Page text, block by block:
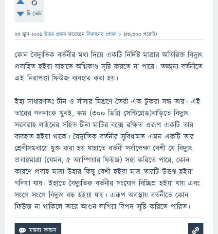
টি ভোট
25 জুন 2021 উত্তর প্রদান করেছেনবিজ্ঞানের পোকা ৮ (54,300 পয়েন্ট)
কোন বৈদ্যুতিক বর্তনীর মধ্য দিয়ে একটি নির্দিষ্ট মাত্রার অতিরিক্ত বিদ্যুৎ
প্রবাহিত হইয়া যাহাতে অগ্নিকাণ্ড সৃষ্টি করতে না পারে। তজ্জন্য বর্তনীতে
এই নিরাপত্তা ফিউজ ব্যবহার করা হয়।
ইহা সাধারণতঃ টীন ও সীসার মিশ্রণে তৈরী এক টুকরা সন্ধ তার। এই
তারের গলনাংক খুবই, কম (300 ডিগ্ৰি সেন্টিগ্ৰেড)বাড়িতে বিদ্যুৎ
সরবরাহ লাইনের সহিত চীনা মাটির বক্সে রক্ষিত এরূপ একটি তার
ব্যবহৃত হইয়া থাকে। বৈদ্যুতিক বর্তনীর সুবিধামত এমন একটি তার
শ্ৰেণীসমবায়ে যুক্ত করা হয় যাহাতে বর্তনী সর্বাপেক্ষা বেশী যে বিদ্যুৎ
প্রবাহমাত্রা (যেমন, ৫ অ্যাম্পিয়ার ফিইজ) সহ্য করিতে পারে, কোন
কারণে প্রবাহ মাত্রা উহার কিছু বেশী হইবা মাত্র তারটি উত্তপ্ত হইয়া
গলিয়া যায়। ইহাতে বৈদ্যুতিক বর্তনীর সংযােগ বিচ্ছিন্ন হইয়া যায় এবং
সংগে সংগে বিদ্যুৎ বন্ধ হইয়া যায়। এরূপ অবস্থায় বর্তনীতে কোন
ফিউজ না থাকিলে তারে আগুন লাগিয়া বিপদ সৃষ্টি করিতে পারিত।